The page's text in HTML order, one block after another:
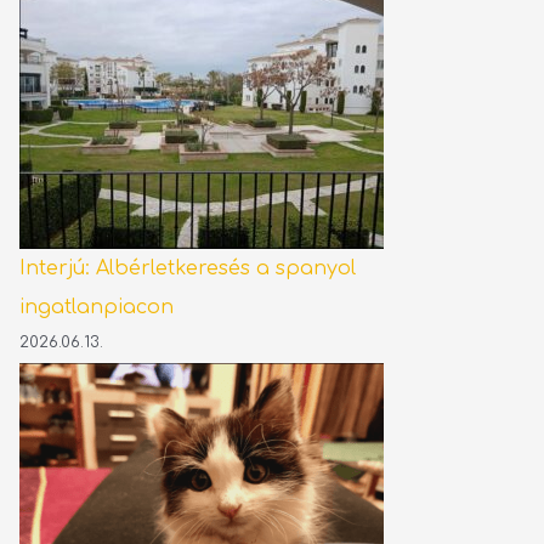
Interjú: Albérletkeresés a spanyol
ingatlanpiacon
2026.06.13.